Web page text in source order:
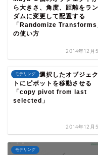
ら大きさ、角度、距離をラン
ダムに変更して配置する
「Randomize Transforms
の使い方
2014年12月
モデリング
２つめに選択したオブジェク
トにピボットを移動させる
「copy pivot from last
selected」
2014年12月
モデリング